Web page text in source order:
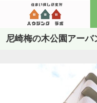
尼崎梅の木公園アー